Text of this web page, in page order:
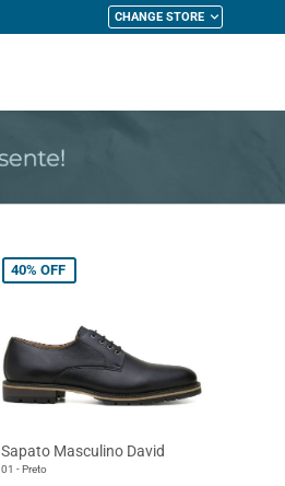
CHANGE STORE
40% OFF
Sapato Masculino David
01 - Preto